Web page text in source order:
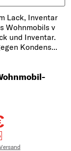
Lack, Inventar
Wohnmobils v
und Inventar.
Kondens...